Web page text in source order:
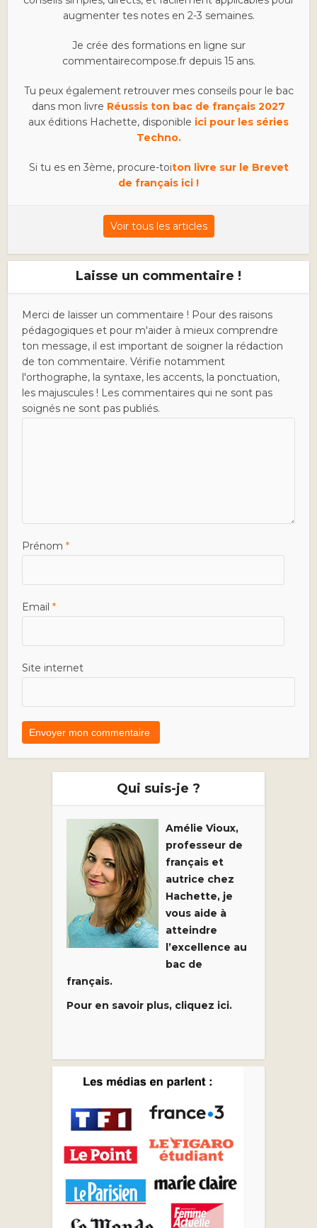
augmenter tes notes en 2-3 semaines.
Je crée des formations en ligne sur
commentairecompose.fr depuis 15 ans.
Tu peux également retrouver mes conseils pour le bac
dans mon livre Réussis ton bac de français 2027
aux éditions Hachette, disponible ici pour les séries
Techno.
Si tu es en 3ème, procure-toiton livre sur le Brevet
de français ici !
Voir tous les articles
Laisse un commentaire !
Merci de laisser un commentaire ! Pour des raisons
pédagogiques et pour m'aider à mieux comprendre
ton message, il est important de soigner la rédaction
de ton commentaire. Vérifie notamment
l'orthographe, la syntaxe, les accents, la ponctuation,
les majuscules ! Les commentaires qui ne sont pas
soignés ne sont pas publiés.
Prénom*
Email*
Site internet
Qui suis-je ?
Amélie Vioux,
professeur de
français et
autrice chez
Hachette, je
vous aide à
atteindre
l’excellence au
bac de
français.
Pour en savoir plus, cliquez ici.